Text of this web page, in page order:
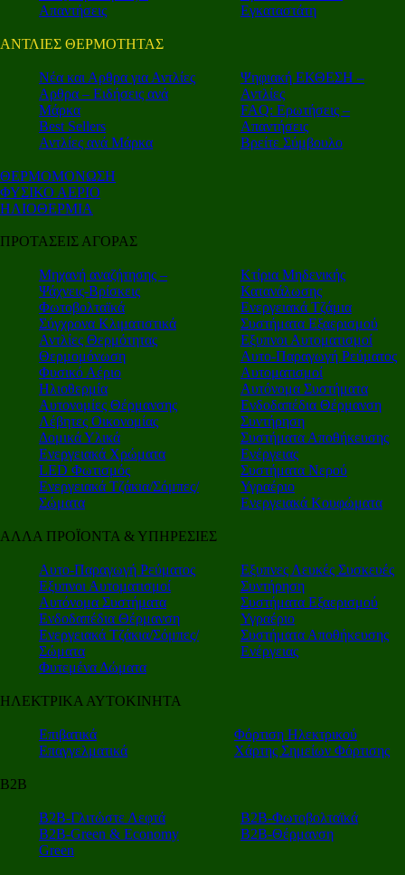
Απαντήσεις
Εγκαταστάτη
ΑΝΤΛΙΕΣ ΘΕΡΜΟΤΗΤΑΣ
Nέα και Αρθρα για Αντλίες
Αρθρα – Ειδήσεις ανά
Μάρκα
Best Sellers
Αντλίες ανά Μάρκα
Ψηφιακή ΕΚΘΕΣΗ –
Αντλίες
FAQ: Ερωτήσεις –
Απαντήσεις
Βρείτε Σύμβουλο
ΘΕΡΜΟΜΟΝΩΣΗ
ΦΥΣΙΚΟ ΑΕΡΙΟ
ΗΛΙΟΘΕΡΜΙΑ
ΠΡΟΤΑΣΕΙΣ ΑΓΟΡΑΣ
Μηχανή αναζήτησης –
Ψάχνεις-Βρίσκεις
Φωτοβολταϊκά
Σύγχρονα Κλιματιστικά
Αντλίες Θερμότητας
Θερμομόνωση
Φυσικό Αέριο
Ηλιοθερμία
Αυτονομίες Θέρμανσης
Λέβητες Οικονομίας
Δομικά Υλικά
Ενεργειακά Χρώματα
LED Φωτισμός
Ενεργειακά Τζάκια/Σόμπες/
Σώματα
Κτίρια Μηδενικής
Κατανάλωσης
Ενεργειακά Τζάμια
Συστήματα Εξαερισμού
Εξυπνοι Αυτοματισμοί
Αυτο-Παραγωγή Ρεύματος
Αυτοματισμοί
Αυτόνομα Συστήματα
Ενδοδαπέδια Θέρμανση
Συντήρηση
Συστήματα Αποθήκευσης
Ενέργειας
Συστήματα Νερού
Υγραέριο
Ενεργειακά Κουφώματα
ΑΛΛΑ ΠΡΟΪΟΝΤΑ & ΥΠΗΡΕΣΙΕΣ
Αυτο-Παραγωγή Ρεύματος
Εξυπνοι Αυτοματισμοί
Αυτόνομα Συστήματα
Ενδοδαπέδια Θέρμανση
Ενεργειακά Τζάκια/Σόμπες/
Σώματα
Φυτεμένα Δώματα
Εξυπνες Λευκές Συσκευές
Συντήρηση
Συστήματα Εξαερισμού
Υγραέριο
Συστήματα Αποθήκευσης
Ενέργειας
ΗΛΕΚΤΡΙΚΑ ΑΥΤΟΚΙΝΗΤΑ
Επιβατικά
Επαγγελματικά
Φόρτιση Ηλεκτρικού
Χάρτης Σημείων Φόρτισης
Β2Β
Β2Β-Γλιτώστε Λεφτά
Β2Β-Green & Economy
Green
Β2Β-Φωτοβολταϊκά
Β2Β-Θέρμανση